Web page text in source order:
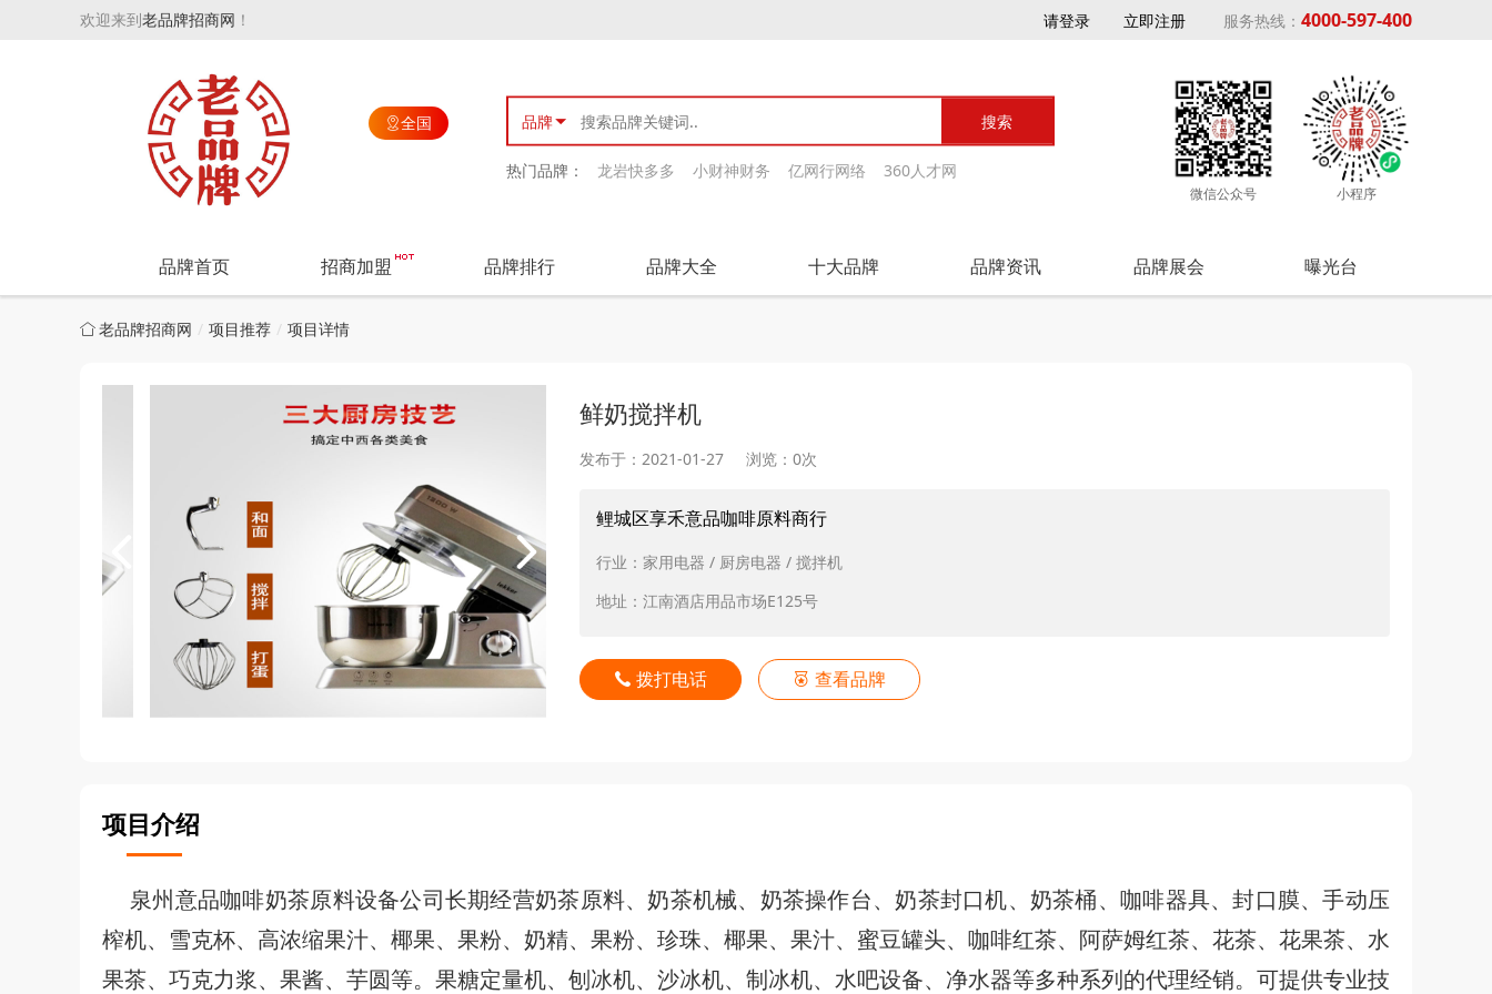
欢迎来到老品牌招商网 ！ 请登录 立即注册 服务热线： 4000-597-400
全国 品牌
热门品牌： 龙岩快多多 小财神财务 亿网行网络 360人才网
微信公众号 小程序
品牌首页 招商加盟 品牌排行 品牌大全 十大品牌 品牌资讯 品牌展会 曝光台
老品牌招商网 项目推荐 项目详情
鲜奶搅拌机
发布于：2021-01-27 浏览：0次
鲤城区享禾意品咖啡原料商行
行业：家用电器 / 厨房电器 / 搅拌机
地址：江南酒店用品市场E125号
 拨打电话 查看品牌
项目介绍
泉州意品咖啡奶茶原料设备公司长期经营奶茶原料、奶茶机械、奶茶操作台、奶茶封口机、奶茶桶、咖啡器具、封口膜、手动压
榨机、雪克杯、高浓缩果汁、椰果、果粉、奶精、果粉、珍珠、椰果、果汁、蜜豆罐头、咖啡红茶、阿萨姆红茶、花茶、花果茶、水
果茶、巧克力浆、果酱、芋圆等。果糖定量机、刨冰机、沙冰机、制冰机、水吧设备、净水器等多种系列的代理经销。可提供专业技